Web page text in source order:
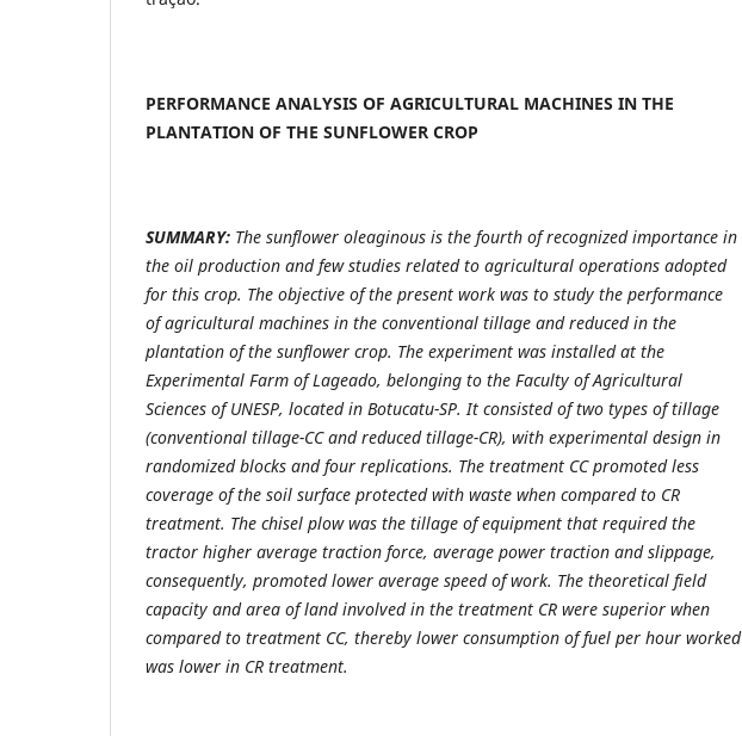
PERFORMANCE ANALYSIS OF AGRICULTURAL MACHINES IN THE
PLANTATION OF THE SUNFLOWER CROP
SUMMARY: The sunflower oleaginous is the fourth of recognized importance in
the oil production and few studies related to agricultural operations adopted
for this crop. The objective of the present work was to study the performance
of agricultural machines in the conventional tillage and reduced in the
plantation of the sunflower crop. The experiment was installed at the
Experimental Farm of Lageado, belonging to the Faculty of Agricultural
Sciences of UNESP, located in Botucatu-SP. It consisted of two types of tillage
(conventional tillage-CC and reduced tillage-CR), with experimental design in
randomized blocks and four replications. The treatment CC promoted less
coverage of the soil surface protected with waste when compared to CR
treatment. The chisel plow was the tillage of equipment that required the
tractor higher average traction force, average power traction and slippage,
consequently, promoted lower average speed of work. The theoretical field
capacity and area of land involved in the treatment CR were superior when
compared to treatment CC, thereby lower consumption of fuel per hour worked
was lower in CR treatment.